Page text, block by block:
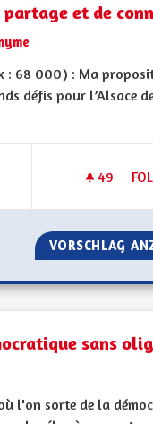
et de
: 68 000) : Ma
défis pour l’Alsace
49 49
VORSCHLAG
sans
l'on sorte de la